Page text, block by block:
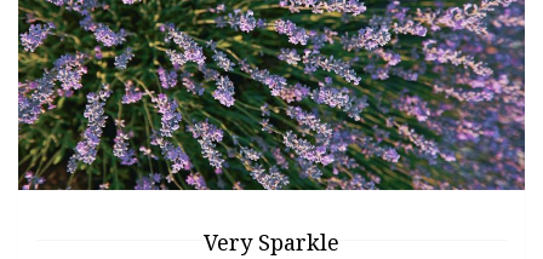
Very Sparkle